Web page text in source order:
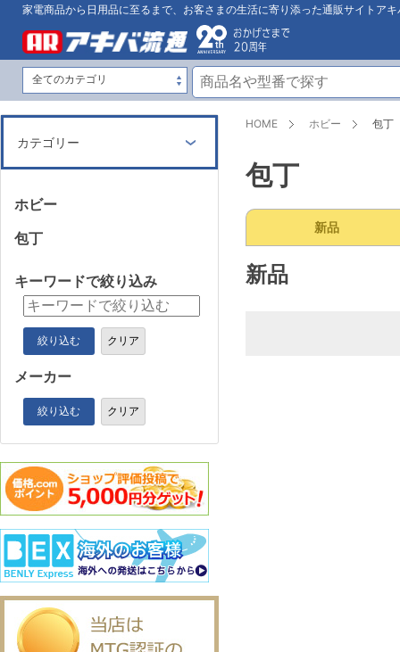
家電商品から日用品に至るまで、お客さまの生活に寄り添った通販サイトアキ
HOME ホビー 包丁
包丁
新品
新品
カテゴリー
ホビー
包丁
キーワードで絞り込み
絞り込む クリア
メーカー
絞り込む クリア